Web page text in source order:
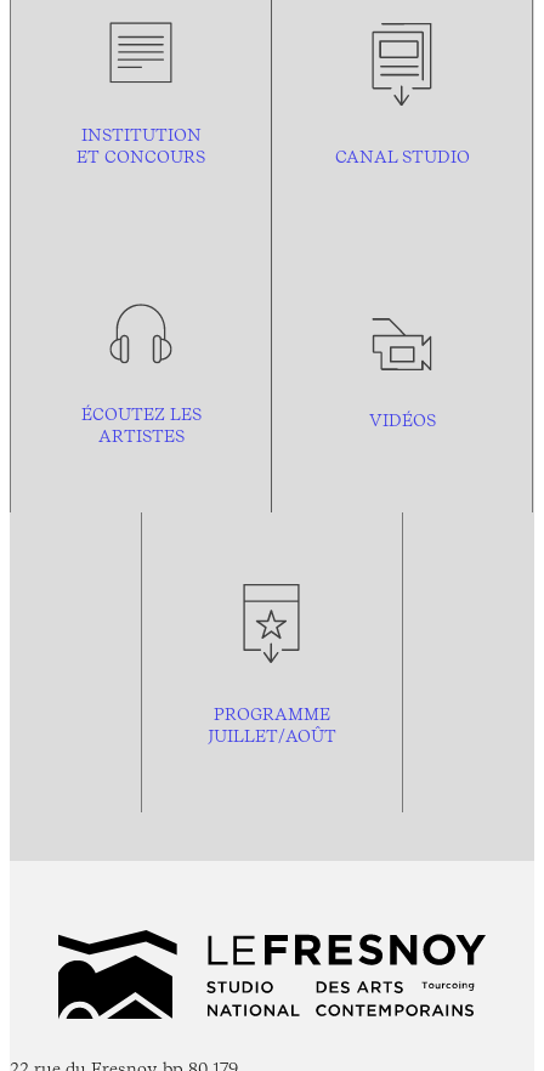
INSTITUTION
ET CONCOURS
CANAL STUDIO
ÉCOUTEZ LES
ARTISTES
VIDÉOS
PROGRAMME
JUILLET/AOÛT